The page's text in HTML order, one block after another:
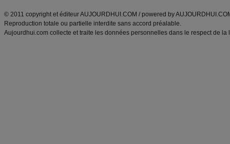
© 2011 copyright et éditeur AUJOURDHUI.COM / powered by
Reproduction totale ou partielle interdite sans accord préalable.
Aujourdhui.com collecte et traite les données personnelles dans le respect de